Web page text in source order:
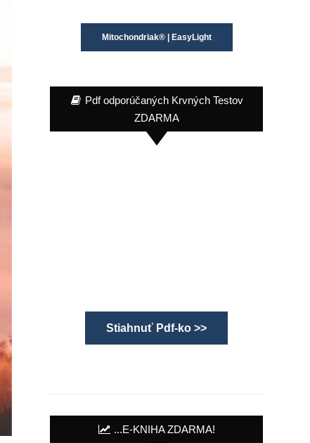
Mitochondriak® | EasyLight
Pdf odporúčaných Krvných Testov
ZDARMA
Stiahnuť Pdf-ko >>
...E-KNIHA ZDARMA!